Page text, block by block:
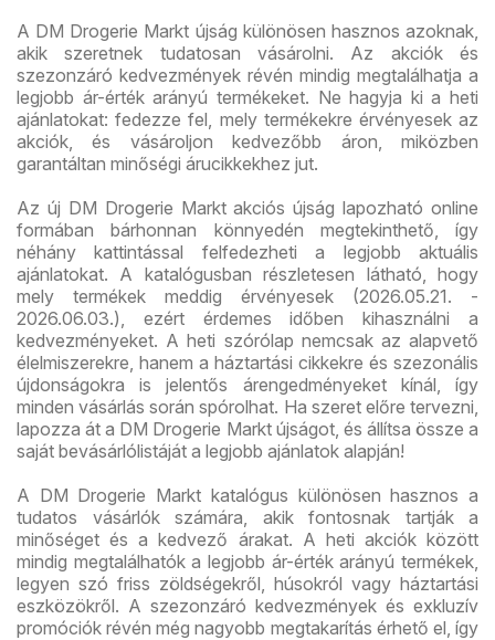
A DM Drogerie Markt újság különösen hasznos azoknak,
akik szeretnek tudatosan vásárolni. Az akciók és
szezonzáró kedvezmények révén mindig megtalálhatja a
legjobb ár-érték arányú termékeket. Ne hagyja ki a heti
ajánlatokat: fedezze fel, mely termékekre érvényesek az
akciók, és vásároljon kedvezőbb áron, miközben
garantáltan minőségi árucikkekhez jut.
Az új DM Drogerie Markt akciós újság lapozható online
formában bárhonnan könnyedén megtekinthető, így
néhány kattintással felfedezheti a legjobb aktuális
ajánlatokat. A katalógusban részletesen látható, hogy
mely termékek meddig érvényesek (2026.05.21. -
2026.06.03.), ezért érdemes időben kihasználni a
kedvezményeket. A heti szórólap nemcsak az alapvető
élelmiszerekre, hanem a háztartási cikkekre és szezonális
újdonságokra is jelentős árengedményeket kínál, így
minden vásárlás során spórolhat. Ha szeret előre tervezni,
lapozza át a DM Drogerie Markt újságot, és állítsa össze a
saját bevásárlólistáját a legjobb ajánlatok alapján!
A DM Drogerie Markt katalógus különösen hasznos a
tudatos vásárlók számára, akik fontosnak tartják a
minőséget és a kedvező árakat. A heti akciók között
mindig megtalálhatók a legjobb ár-érték arányú termékek,
legyen szó friss zöldségekről, húsokról vagy háztartási
eszközökről. A szezonzáró kedvezmények és exkluzív
promóciók révén még nagyobb megtakarítás érhető el, így